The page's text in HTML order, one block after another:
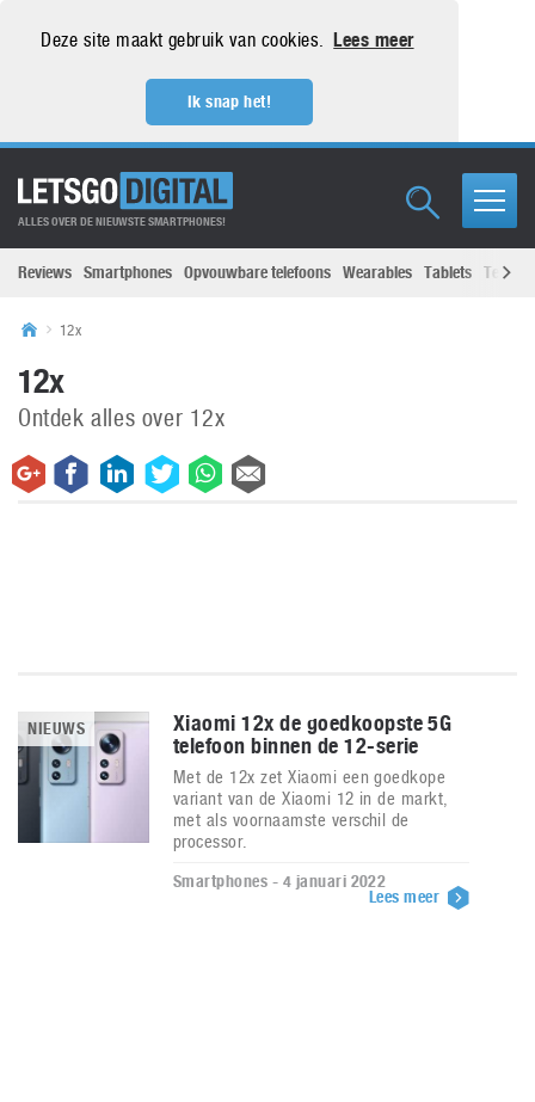
Deze site maakt gebruik van cookies. Lees meer
Ik snap het!
ALLES OVER DE NIEUWSTE SMARTPHONES!
Reviews Smartphones Opvouwbare telefoons Wearables Tablets
12x
12x
Ontdek alles over 12x
NIEUWS
Xiaomi 12x de goedkoopste 5G
telefoon binnen de 12-serie
Met de 12x zet Xiaomi een goedkope
variant van de Xiaomi 12 in de markt,
met als voornaamste verschil de
processor.
Smartphones - 4 januari 2022
Lees meer